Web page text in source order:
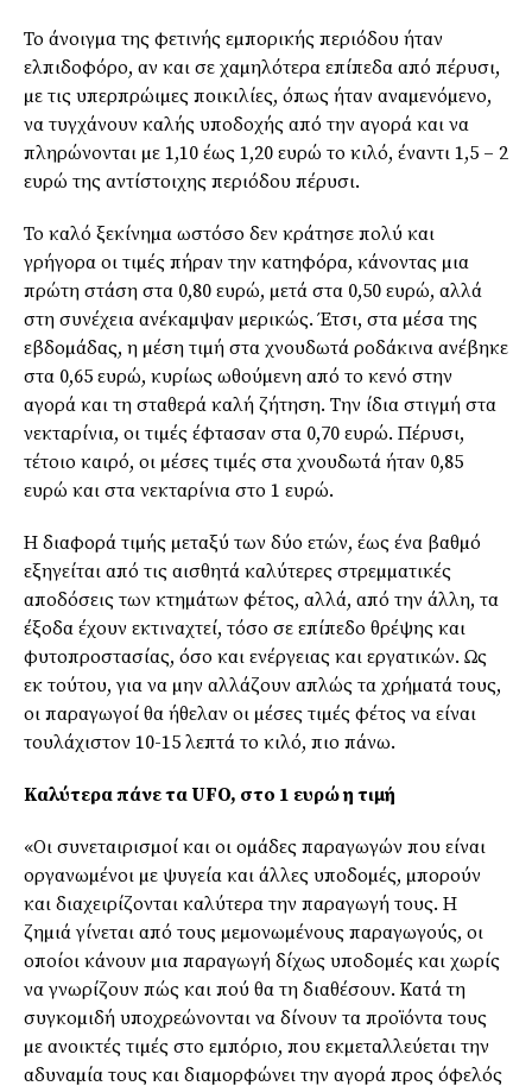
Το άνοιγµα της φετινής εµπορικής περιόδου ήταν
ελπιδοφόρο, αν και σε χαµηλότερα επίπεδα από πέρυσι,
µε τις υπερπρώιµες ποικιλίες, όπως ήταν αναµενόµενο,
να τυγχάνουν καλής υποδοχής από την αγορά και να
πληρώνονται µε 1,10 έως 1,20 ευρώ το κιλό, έναντι 1,5 – 2
ευρώ της αντίστοιχης περιόδου πέρυσι.
Το καλό ξεκίνηµα ωστόσο δεν κράτησε πολύ και
γρήγορα οι τιµές πήραν την κατηφόρα, κάνοντας µια
πρώτη στάση στα 0,80 ευρώ, µετά στα 0,50 ευρώ, αλλά
στη συνέχεια ανέκαµψαν µερικώς. Έτσι, στα µέσα της
εβδοµάδας, η µέση τιµή στα χνουδωτά ροδάκινα ανέβηκε
στα 0,65 ευρώ, κυρίως ωθούµενη από το κενό στην
αγορά και τη σταθερά καλή ζήτηση. Την ίδια στιγµή στα
νεκταρίνια, οι τιµές έφτασαν στα 0,70 ευρώ. Πέρυσι,
τέτοιο καιρό, οι µέσες τιµές στα χνουδωτά ήταν 0,85
ευρώ και στα νεκταρίνια στο 1 ευρώ.
Η διαφορά τιµής µεταξύ των δύο ετών, έως ένα βαθµό
εξηγείται από τις αισθητά καλύτερες στρεµµατικές
αποδόσεις των κτηµάτων φέτος, αλλά, από την άλλη, τα
έξοδα έχουν εκτιναχτεί, τόσο σε επίπεδο θρέψης και
φυτοπροστασίας, όσο και ενέργειας και εργατικών. Ως
εκ τούτου, για να µην αλλάζουν απλώς τα χρήµατά τους,
οι παραγωγοί θα ήθελαν οι µέσες τιµές φέτος να είναι
τουλάχιστον 10-15 λεπτά το κιλό, πιο πάνω.
Καλύτερα πάνε τα UFO, στο 1 ευρώ η τιμή
«Οι συνεταιρισµοί και οι οµάδες παραγωγών που είναι
οργανωµένοι µε ψυγεία και άλλες υποδοµές, µπορούν
και διαχειρίζονται καλύτερα την παραγωγή τους. Η
ζηµιά γίνεται από τους µεµονωµένους παραγωγούς, οι
οποίοι κάνουν µια παραγωγή δίχως υποδοµές και χωρίς
να γνωρίζουν πώς και πού θα τη διαθέσουν. Κατά τη
συγκοµιδή υποχρεώνονται να δίνουν τα προϊόντα τους
µε ανοικτές τιµές στο εµπόριο, που εκµεταλλεύεται την
αδυναµία τους και διαµορφώνει την αγορά προς όφελός